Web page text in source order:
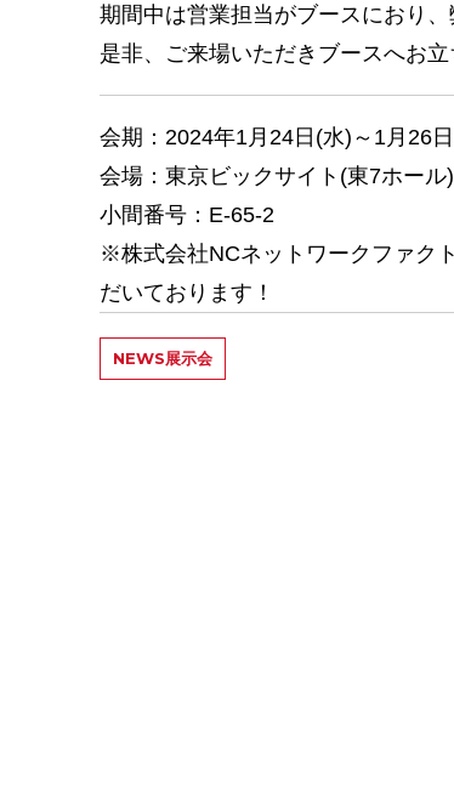
期間中は営業担当がブースにおり
是非、ご来場いただきブースへお
会期：2024年1月24日(水)～1月26
会場：東京ビックサイト(東7ホール)
小間番号：E-65-2
※株式会社NCネットワークファク
だいております！
NEWS展示会